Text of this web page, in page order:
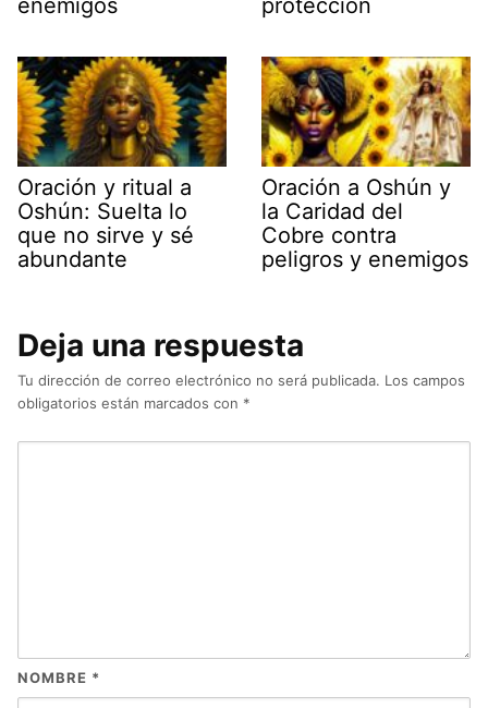
enemigos protección
Oración y ritual a
Oshún: Suelta lo
que no sirve y sé
abundante
Oración a Oshún y
la Caridad del
Cobre contra
peligros y enemigos
Deja una respuesta
Tu dirección de correo electrónico no será publicada. Los campos
obligatorios están marcados con *
NOMBRE *